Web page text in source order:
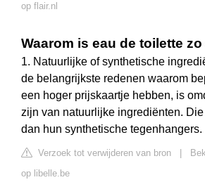
op flair.nl
Waarom is eau de toilette
1. Natuurlijke of synthetische
de belangrijkste redenen waarom
een hoger prijskaartje hebben, is
zijn van natuurlijke ingrediënten.
dan hun synthetische tegenhangers.
Verzoek tot verwijderen van bron
op libelle.be